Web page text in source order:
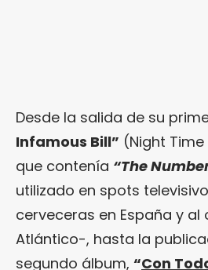
Desde la salida de su
Infamous Bill” (Night
que contenía “The
utilizado en spots
cerveceras en España y al
Atlántico-, hasta la
segundo álbum, “Con